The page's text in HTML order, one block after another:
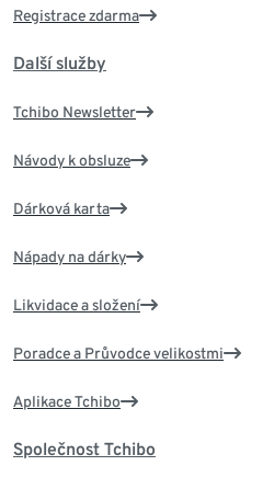
Registrace zdarma
Další služby
Tchibo Newsletter
Návody k obsluze
Dárková karta
Nápady na dárky
Likvidace a složení
Poradce a Průvodce velikostmi
Aplikace Tchibo
Společnost Tchibo